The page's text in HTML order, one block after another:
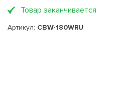
Товар заканчивается
Артикул: CBW-180WRU